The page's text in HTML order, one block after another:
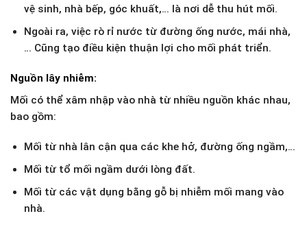
vệ sinh, nhà bếp, góc khuất,… là nơi dễ thu hút mối.
Ngoài ra, việc rò rỉ nước từ đường ống nước, mái nhà,
… Cũng tạo điều kiện thuận lợi cho mối phát triển.
Nguồn lây nhiễm:
Mối có thể xâm nhập vào nhà từ nhiều nguồn khác nhau,
bao gồm:
Mối từ nhà lân cận qua các khe hở, đường ống ngầm,…
Mối từ tổ mối ngầm dưới lòng đất.
Mối từ các vật dụng bằng gỗ bị nhiễm mối mang vào
nhà.